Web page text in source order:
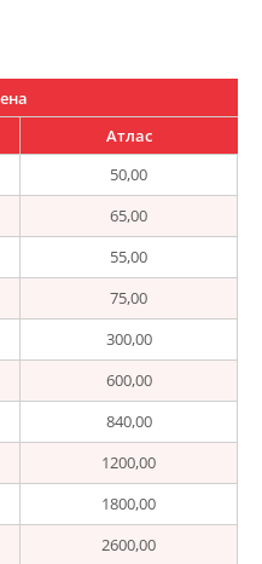
Атлас
50,00
65,00
55,00
75,00
300,00
600,00
840,00
1200,00
1800,00
2600,00